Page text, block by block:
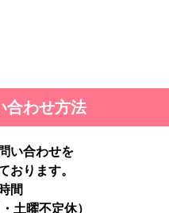
合わせ方法
い合わせを
おります。
間
土曜不定休）